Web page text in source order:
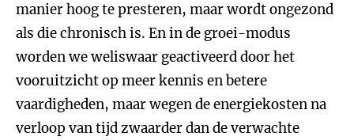
manier hoog te presteren, maar wordt ongezond
als die chronisch is. En in de groei-modus
worden we weliswaar geactiveerd door het
vooruitzicht op meer kennis en betere
vaardigheden, maar wegen de energiekosten na
verloop van tijd zwaarder dan de verwachte